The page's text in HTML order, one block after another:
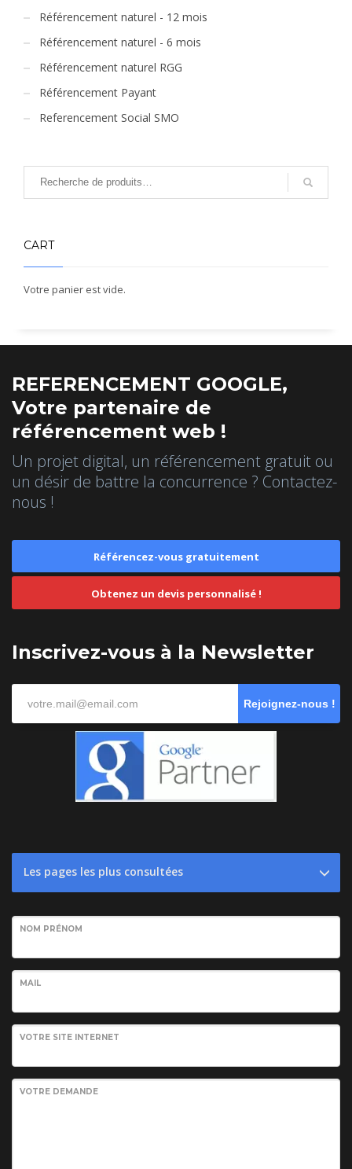
Référencement naturel - 12 mois
Référencement naturel - 6 mois
Référencement naturel RGG
Référencement Payant
Referencement Social SMO
CART
Votre panier est vide.
REFERENCEMENT GOOGLE,
Votre partenaire de
référencement web !
Un projet digital, un référencement gratuit ou
un désir de battre la concurrence ? Contactez-
nous !
Référencez-vous gratuitement
Obtenez un devis personnalisé !
Inscrivez-vous à la Newsletter
Rejoignez-nous !
Les pages les plus consultées
NOM PRÉNOM
MAIL
VOTRE SITE INTERNET
VOTRE DEMANDE